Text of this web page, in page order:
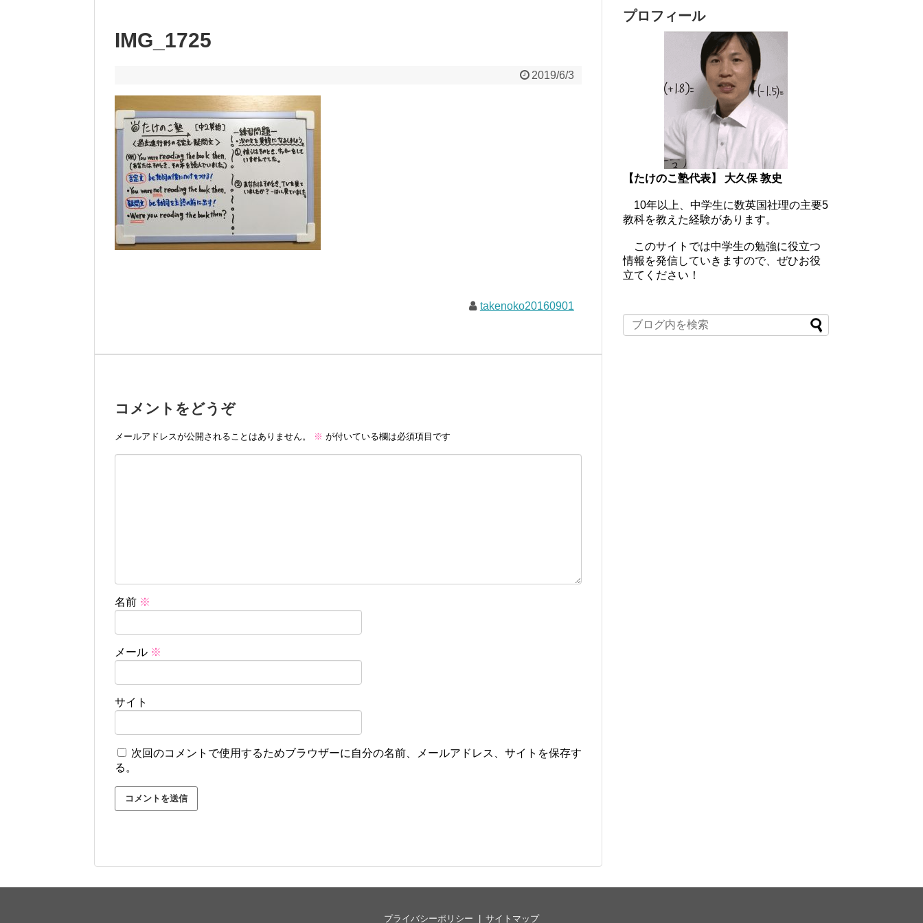
IMG_1725
2019/6/3
takenoko20160901
コメントをどうぞ
メールアドレスが公開されることはありません。 ※ が付いている欄は必須項目です
名前 ※
メール ※
サイト
次回のコメントで使用するためブラウザーに自分の名前、メールアドレス、サイトを保存す
る。
プロフィール
【たけのこ塾代表】 大久保 敦史
10年以上、中学生に数英国社理の主要5
教科を教えた経験があります。
このサイトでは中学生の勉強に役立つ
情報を発信していきますので、ぜひお役
立てください！
プライバシーポリシー サイトマップ